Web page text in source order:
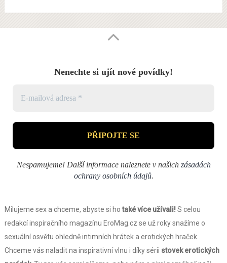
Nenechte si ujít nové povídky!
Nespamujeme! Další informace naleznete v našich zásadách
ochrany osobních údajů.
Milujeme sex a chceme, abyste si hotaké více užívali!S celou
redakcí inspiračního magazínu EroMag.cz se už roky snažíme o
sexuální osvětu ohledně intimních hrátek a erotických hraček.
Chceme vás naladit na inspirativní vlnu i díky sérii stovek erotických